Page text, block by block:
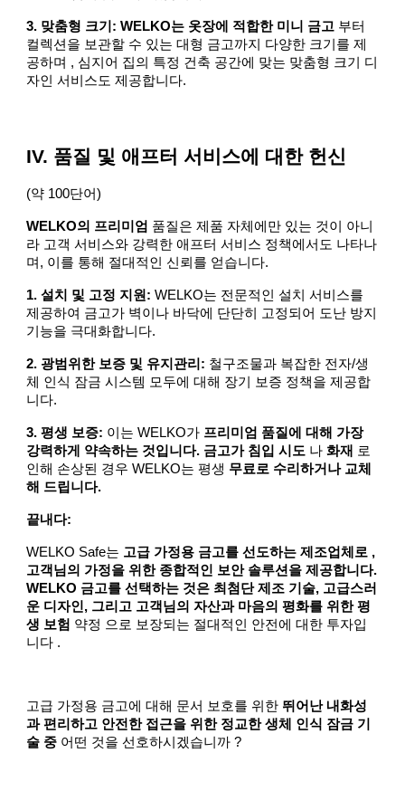
3. 맞춤형 크기: WELKO는 옷장에 적합한 미니 금고 부터
컬렉션을 보관할 수 있는 대형 금고까지 다양한 크기를 제
공하며 , 심지어 집의 특정 건축 공간에 맞는 맞춤형 크기 디
자인 서비스도 제공합니다.
IV. 품질 및 애프터 서비스에 대한 헌신
(약 100단어)
WELKO의 프리미엄 품질은 제품 자체에만 있는 것이 아니
라 고객 서비스와 강력한 애프터 서비스 정책에서도 나타나
며, 이를 통해 절대적인 신뢰를 얻습니다.
1. 설치 및 고정 지원: WELKO는 전문적인 설치 서비스를
제공하여 금고가 벽이나 바닥에 단단히 고정되어 도난 방지
기능을 극대화합니다.
2. 광범위한 보증 및 유지관리: 철구조물과 복잡한 전자/생
체 인식 잠금 시스템 모두에 대해 장기 보증 정책을 제공합
니다.
3. 평생 보증: 이는 WELKO가 프리미엄 품질에 대해 가장
강력하게 약속하는 것입니다. 금고가 침입 시도 나화재 로
인해 손상된 경우 WELKO는 평생 무료로 수리하거나 교체
해 드립니다.
끝내다:
WELKO Safe는 고급 가정용 금고를 선도하는 제조업체로 ,
고객님의 가정을 위한 종합적인 보안 솔루션을 제공합니다.
WELKO 금고를 선택하는 것은 최첨단 제조 기술, 고급스러
운 디자인, 그리고 고객님의 자산과 마음의 평화를 위한 평
생 보험 약정 으로 보장되는 절대적인 안전에 대한 투자입
니다 .
고급 가정용 금고에 대해 문서 보호를 위한 뛰어난 내화성
과 편리하고 안전한 접근을 위한 정교한 생체 인식 잠금 기
술 중 어떤 것을 선호하시겠습니까 ?